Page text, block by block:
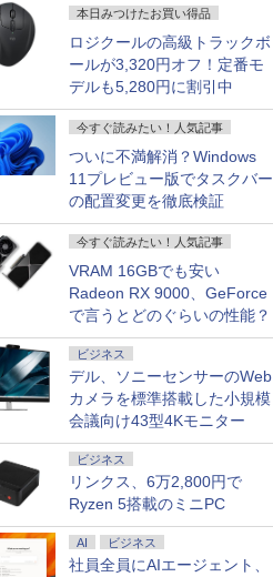
本日みつけたお買い得品
ロジクールの高級トラックボ
ールが3,320円オフ！定番モ
デルも5,280円に割引中
今すぐ読みたい！人気記事
ついに不満解消？Windows
11プレビュー版でタスクバー
の配置変更を徹底検証
今すぐ読みたい！人気記事
VRAM 16GBでも安い
Radeon RX 9000、GeForce
で言うとどのぐらいの性能？
ビジネス
デル、ソニーセンサーのWeb
カメラを標準搭載した小規模
会議向け43型4Kモニター
ビジネス
リンクス、6万2,800円で
Ryzen 5搭載のミニPC
AI ビジネス
社員全員にAIエージェント、